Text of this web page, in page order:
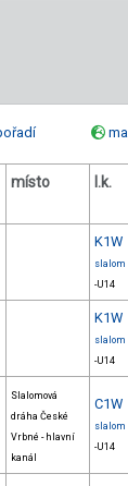
místo l.k.
K1W
slalom
-U14
K1W
slalom
-U14
Slalomová
dráha České
Vrbné - hlavní
kanál
C1W
slalom
-U14